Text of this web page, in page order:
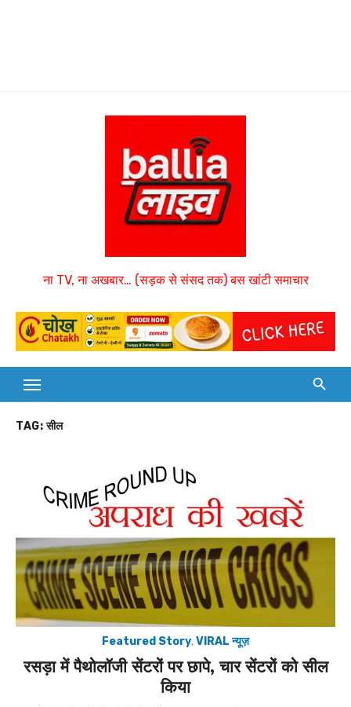
ना TV, ना अखबार… (सड़क से संसद तक) बस खांटी समाचार
TAG:सील
Featured Story,VIRAL न्यूज़
रसड़ा में पैथोलॉजी सेंटरों पर छापे, चार सेंटरों को सील
किया